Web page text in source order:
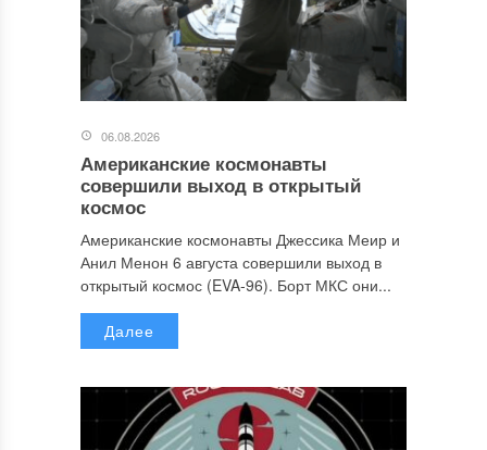
06.08.2026
Американские космонавты
совершили выход в открытый
космос
Американские космонавты Джессика Меир и
Анил Менон 6 августа совершили выход в
открытый космос (EVA-96). Борт МКС они...
Далее